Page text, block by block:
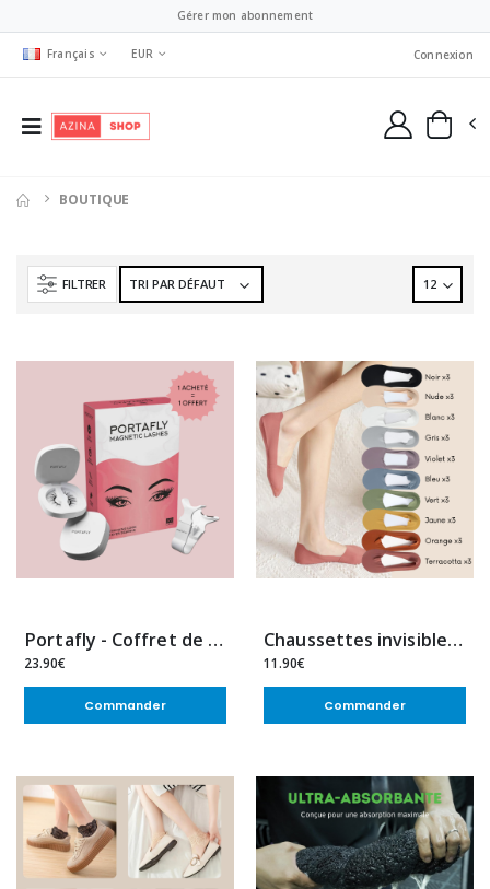
Gérer mon abonnement
Français EUR Connexion
BOUTIQUE
FILTRER
Portafly - Coffret de Faux-Cils
23.90€
Commander
Chaussettes invisibles fines – Confort & maintien antidérapant
11.90€
Commander